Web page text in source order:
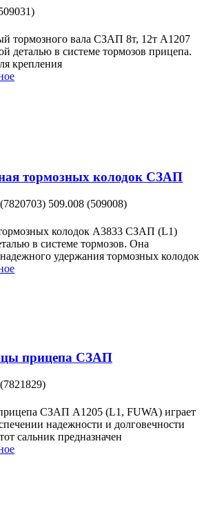
тормозного вала СЗАП 8т, 12т A1207
деталью в системе тормозов прицепа.
крепления
тормозных колодок СЗАП
509.008 (509008)
колодок A3833 СЗАП (L1)
в системе тормозов. Она
удержания тормозных колодок
прицепа СЗАП
СЗАП A1205 (L1, FUWA) играет
надежности и долговечности
сальник предназначен